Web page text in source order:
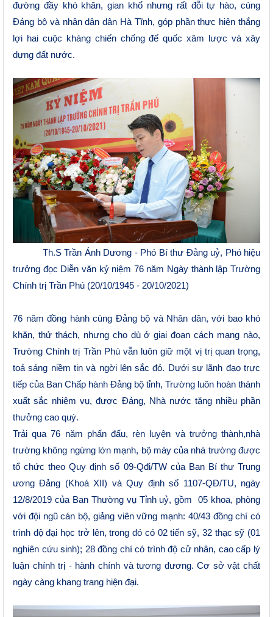
đường đầy khó khăn, gian khổ nhưng rất đỗi tự hào, cùng
Đảng bộ và nhân dân dân Hà Tĩnh, góp phần thực hiện thắng
lợi hai cuộc kháng chiến chống đế quốc xâm lược và xây
dựng đất nước.
Th.S Trần Ánh Dương - Phó Bí thư Đảng uỷ, Phó hiệu
trưởng đọc Diễn văn kỷ niệm 76 năm Ngày thành lập Trường
Chính trị Trần Phú (20/10/1945 - 20/10/2021)
76 năm đồng hành cùng Đảng bộ và Nhân dân, với bao khó
khăn, thử thách, nhưng cho dù ở giai đoạn cách mạng nào,
Trường Chính trị Trần Phú vẫn luôn giữ một vị trị quan trọng,
toả sáng niềm tin và ngời lên sắc đỏ. Dưới sự lãnh đạo trực
tiếp của Ban Chấp hành Đảng bộ tỉnh, Trường luôn hoàn thành
xuất sắc nhiệm vụ, được Đảng, Nhà nước tặng nhiều phần
thưởng cao quý.
Trải qua 76 năm phấn đấu, rèn luyện và trưởng thành,nhà
trường không ngừng lớn mạnh, bộ máy của nhà trường được
tổ chức theo Quy định số 09-Qđi/TW của Ban Bí thư Trung
ương Đảng (Khoá XII) và Quy định số 1107-QĐ/TU, ngày
12/8/2019 của Ban Thường vụ Tỉnh uỷ, gồm 05 khoa, phòng
với đội ngũ cán bộ, giảng viên vững mạnh: 40/43 đồng chí có
trình độ đại học trở lên, trong đó có 02 tiến sỹ, 32 thạc sỹ (01
nghiên cứu sinh); 28 đồng chí có trình độ cử nhân, cao cấp lý
luận chính trị - hành chính và tương đương. Cơ sở vật chất
ngày càng khang trang hiện đại.